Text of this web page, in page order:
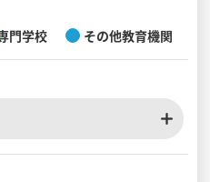
門学校 その他教育機関